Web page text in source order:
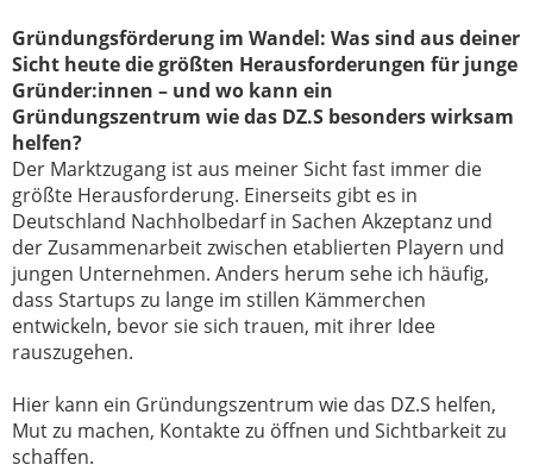
Gründungsförderung im Wandel: Was sind aus deiner
Sicht heute die größten Herausforderungen für junge
Gründer:innen – und wo kann ein
Gründungszentrum wie das DZ.S besonders wirksam
helfen?
Der Marktzugang ist aus meiner Sicht fast immer die
größte Herausforderung. Einerseits gibt es in
Deutschland Nachholbedarf in Sachen Akzeptanz und
der Zusammenarbeit zwischen etablierten Playern und
jungen Unternehmen. Anders herum sehe ich häufig,
dass Startups zu lange im stillen Kämmerchen
entwickeln, bevor sie sich trauen, mit ihrer Idee
rauszugehen.
Hier kann ein Gründungszentrum wie das DZ.S helfen,
Mut zu machen, Kontakte zu öffnen und Sichtbarkeit zu
schaffen.